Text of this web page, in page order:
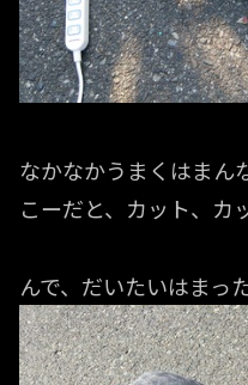
なかなかうまくはまん
こーだと、カット、カ
んで、だいたいはまった